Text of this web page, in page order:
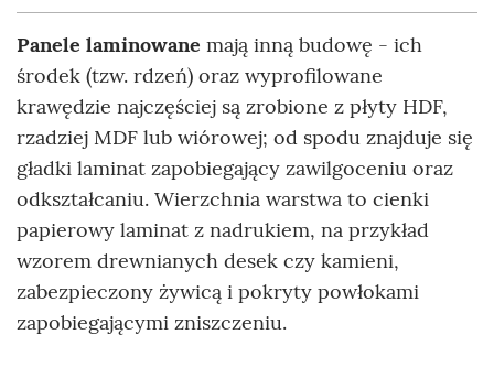
Panele laminowane mają inną budowę - ich
środek (tzw. rdzeń) oraz wyprofilowane
krawędzie najczęściej są zrobione z płyty HDF,
rzadziej MDF lub wiórowej; od spodu znajduje się
gładki laminat zapobiegający zawilgoceniu oraz
odkształcaniu. Wierzchnia warstwa to cienki
papierowy laminat z nadrukiem, na przykład
wzorem drewnianych desek czy kamieni,
zabezpieczony żywicą i pokryty powłokami
zapobiegającymi zniszczeniu.